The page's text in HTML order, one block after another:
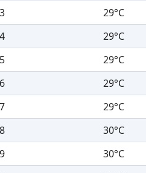
29°C
29°C
29°C
29°C
29°C
30°C
30°C